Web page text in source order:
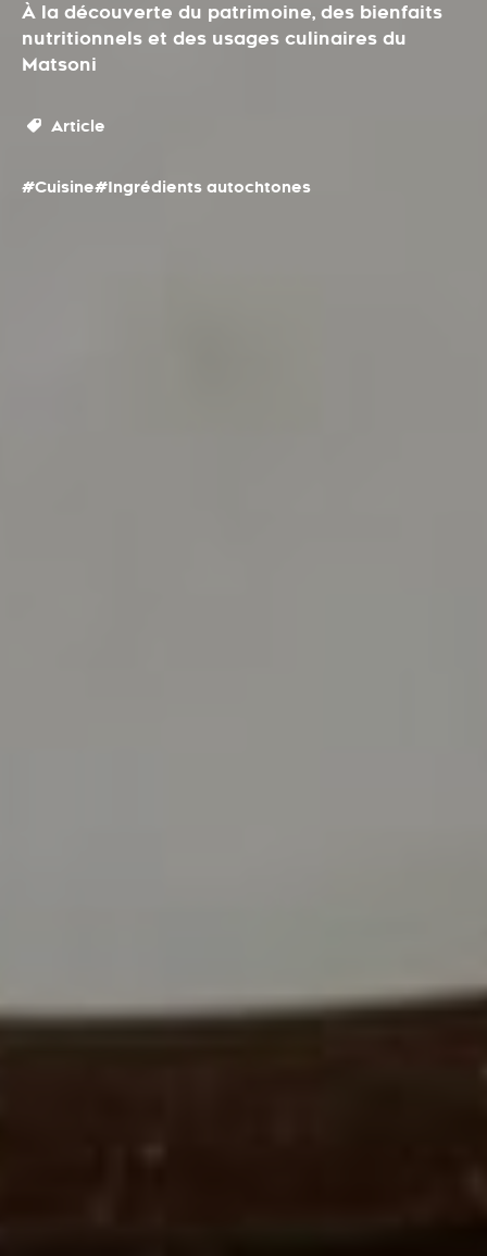
À la découverte du patrimoine, des bienfaits
nutritionnels et des usages culinaires du
Matsoni
Article
#Cuisine#Ingrédients autochtones